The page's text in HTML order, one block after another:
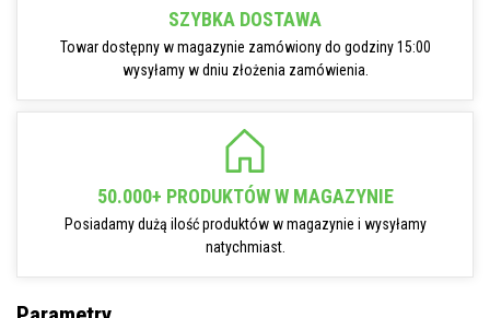
SZYBKA DOSTAWA
Towar dostępny w magazynie zamówiony do godziny 15:00
wysyłamy w dniu złożenia zamówienia.
50.000+ PRODUKTÓW W MAGAZYNIE
Posiadamy dużą ilość produktów w magazynie i wysyłamy
natychmiast.